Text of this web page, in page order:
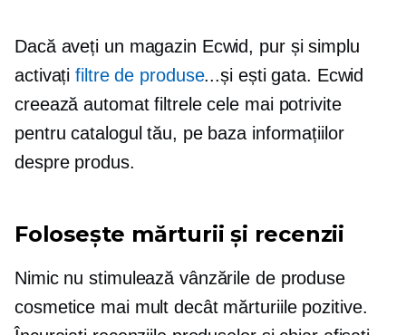
Dacă aveți un magazin Ecwid, pur și simplu
activațifiltre de produse...și ești gata. Ecwid
creează automat filtrele cele mai potrivite
pentru catalogul tău, pe baza informațiilor
despre produs.
Folosește mărturii și recenzii
Nimic nu stimulează vânzările de produse
cosmetice mai mult decât mărturiile pozitive.